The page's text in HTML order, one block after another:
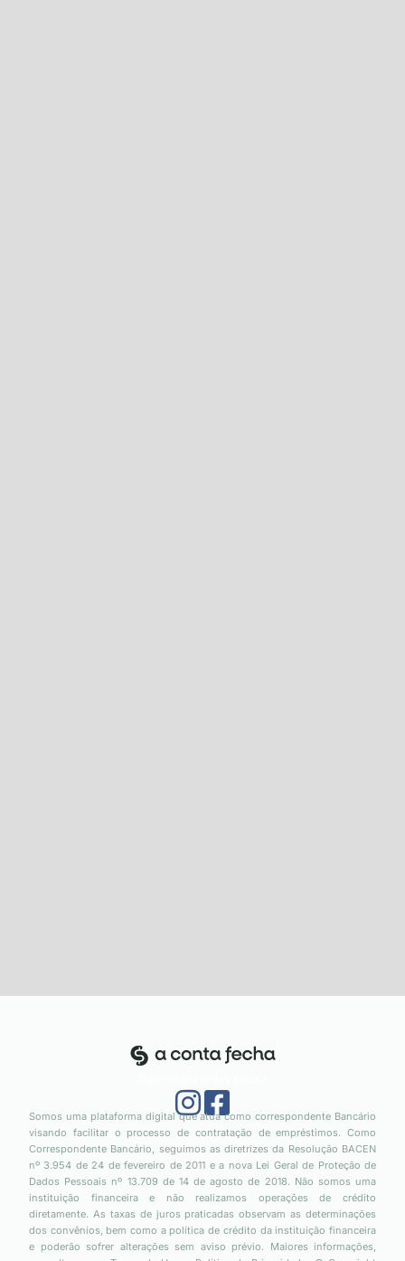
Somos uma plataforma digital que atua como correspondente Bancário
visando facilitar o processo de contratação de empréstimos. Como
Correspondente Bancário, seguimos as diretrizes da Resolução BACEN
nº 3.954 de 24 de fevereiro de 2011 e a nova Lei Geral de Proteção de
Dados Pessoais nº 13.709 de 14 de agosto de 2018. Não somos uma
instituição financeira e não realizamos operações de crédito
diretamente. As taxas de juros praticadas observam as determinações
dos convênios, bem como a política de crédito da instituição financeira
e poderão sofrer alterações sem aviso prévio. Maiores informações,